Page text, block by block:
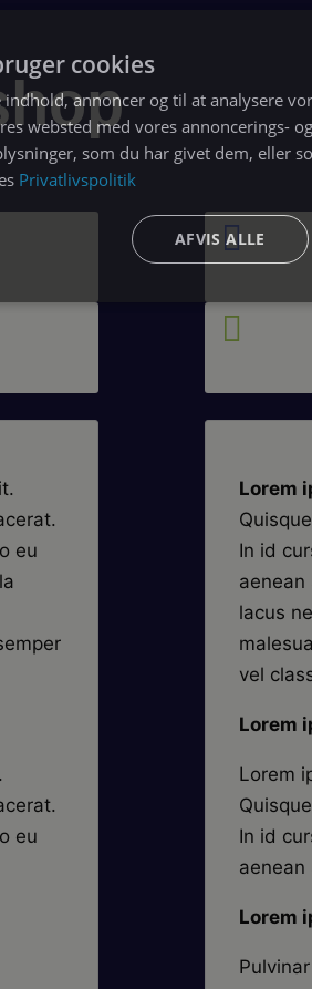
eu
eu


Lorem
In id
aenean
lacus
vel
Lorem
Lorem
In id
aenean
Lorem
cookies
annoncer og til at analysere
websted med vores annoncerings-
som du har givet dem, eller
Privatlivspolitik
AFVIS ALLE